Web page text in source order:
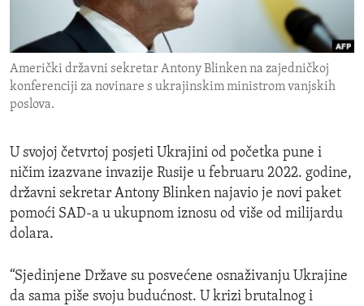
ENVIRONMENT AND HEALTH
IDEALS AND INSTITUTIONS
Američki državni sekretar Antony Blinken na zajedničkoj
konferenciji za novinare s ukrajinskim ministrom vanjskih
poslova.
U svojoj četvrtoj posjeti Ukrajini od početka pune i
ničim izazvane invazije Rusije u februaru 2022. godine,
državni sekretar Antony Blinken najavio je novi paket
pomoći SAD-a u ukupnom iznosu od više od milijardu
dolara.
“Sjedinjene Države su posvećene osnaživanju Ukrajine
da sama piše svoju budućnost. U krizi brutalnog i